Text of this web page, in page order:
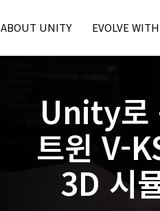
ABOUT UNITY
Unity Korea
Unity Ads
Consulting
EVOLVE
Unity Learn
Unity
Unity로
트윈 V-
3D 시